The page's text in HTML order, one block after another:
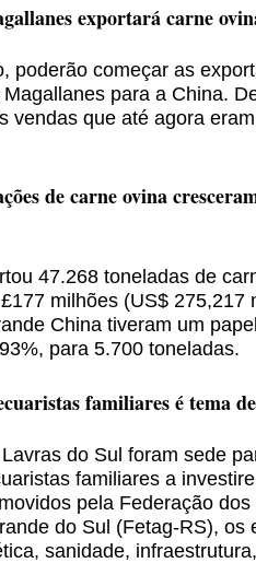
exportará carne
poderão começar as
para a China.
vendas que até agora
de carne ovina
47.268 toneladas de
milhões (US$ 275,217
China tiveram um
para 5.700 toneladas.
familiares é tema
do Sul foram sede
familiares a
pela Federação
do Sul (Fetag-RS), os
sanidade,